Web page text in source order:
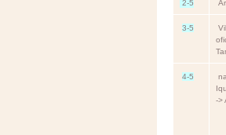
2-5
3-5
4-5
->